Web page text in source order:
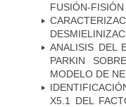
FUSIÓN-
ANALISIS DEL
PARKIN
MODELO DE
X5.1 DEL